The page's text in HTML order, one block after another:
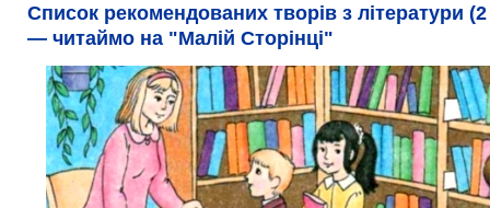
Список рекомендованих творів з літератури
— читаймо на "Малій Сторінці"